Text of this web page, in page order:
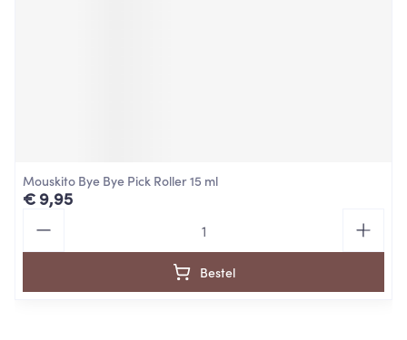
Mouskito Bye Bye Pick Roller 15 ml
€ 9,95
Bestel